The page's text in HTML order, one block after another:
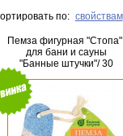
по: свойствам
Пемза фигурная
для бани и сауны
"Банные штучки"/ 30